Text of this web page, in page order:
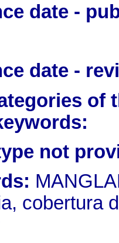
date -
date -
of
not
cobertura